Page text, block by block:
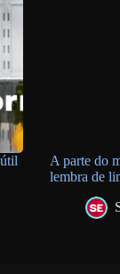
A parte do
lembra de